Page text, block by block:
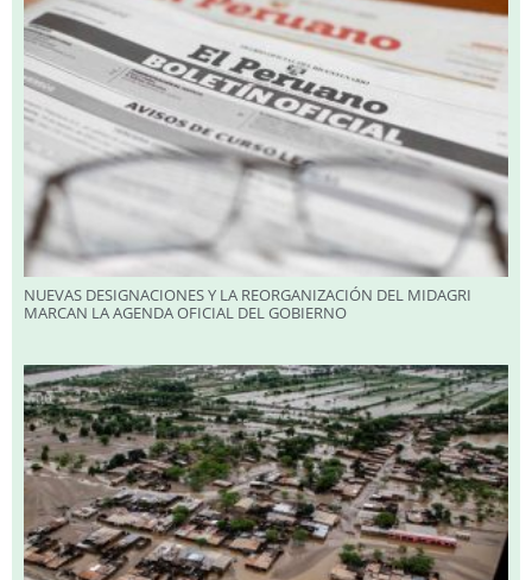
NUEVAS DESIGNACIONES Y LA REORGANIZACIÓN DEL MIDAGRI
MARCAN LA AGENDA OFICIAL DEL GOBIERNO